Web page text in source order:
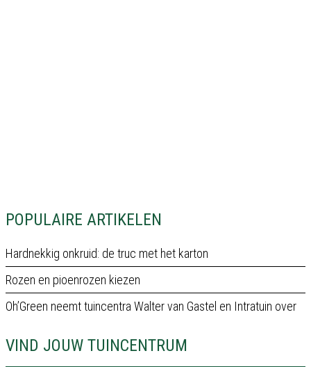
POPULAIRE ARTIKELEN
Hardnekkig onkruid: de truc met het karton
Rozen en pioenrozen kiezen
Oh’Green neemt tuincentra Walter van Gastel en Intratuin over
VIND JOUW TUINCENTRUM